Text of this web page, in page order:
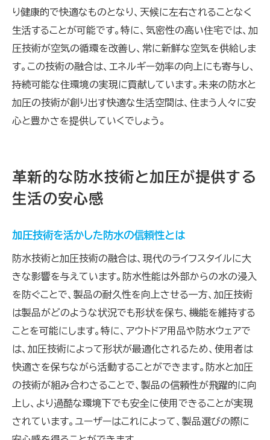
り健康的で快適なものとなり、天候に左右されることなく
生活することが可能です。特に、気密性の高い住宅では、加
圧技術が空気の循環を改善し、常に新鮮な空気を供給しま
す。この技術の融合は、エネルギー効率の向上にも寄与し、
持続可能な住環境の実現に貢献しています。未来の防水と
加圧の技術が創り出す快適な生活空間は、住まう人々に安
心と豊かさを提供していくでしょう。
革新的な防水技術と加圧が提供する
生活の安心感
加圧技術を活かした防水の信頼性とは
防水技術と加圧技術の融合は、現代のライフスタイルに大
きな影響を与えています。防水性能は外部からの水の浸入
を防ぐことで、製品の耐久性を向上させる一方、加圧技術
は製品がどのような状況でも形状を保ち、機能を維持する
ことを可能にします。特に、アウトドア用品や防水ウェアで
は、加圧技術によって形状が最適化されるため、使用者は
快適さを保ちながら活動することができます。防水と加圧
の技術が組み合わさることで、製品の信頼性が飛躍的に向
上し、より過酷な環境下でも安全に使用できることが実現
されています。ユーザーはこれによって、製品選びの際に